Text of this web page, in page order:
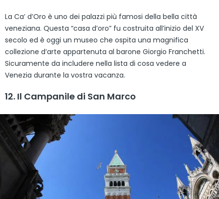
La Ca’ d’Oro è uno dei palazzi più famosi della bella città
veneziana. Questa “casa d’oro” fu costruita all’inizio del XV
secolo ed è oggi un museo che ospita una magnifica
collezione d’arte appartenuta al barone Giorgio Franchetti.
Sicuramente da includere nella lista di cosa vedere a
Venezia durante la vostra vacanza.
12. Il Campanile di San Marco